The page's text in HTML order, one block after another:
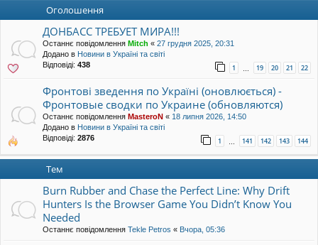
Оголошення
ДОНБАСС ТРЕБУЕТ МИРА!!!
Останнє повідомлення Mitch « 27 грудня 2025, 20:31
Додано в Новини в Україні та світі
Відповіді: 438 1 … 19 20 21 22
Фронтові зведення по Україні (оновлюється) -
Фронтовые сводки по Украине (обновляются)
Останнє повідомлення MasteroN « 18 липня 2026, 14:50
Додано в Новини в Україні та світі
Відповіді: 2876 1 … 141 142 143 144
Тем
Burn Rubber and Chase the Perfect Line: Why Drift
Hunters Is the Browser Game You Didn’t Know You
Needed
Останнє повідомлення Tekle Petros « Вчора, 05:36